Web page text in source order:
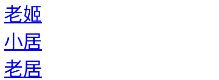
老姬
小居
老居